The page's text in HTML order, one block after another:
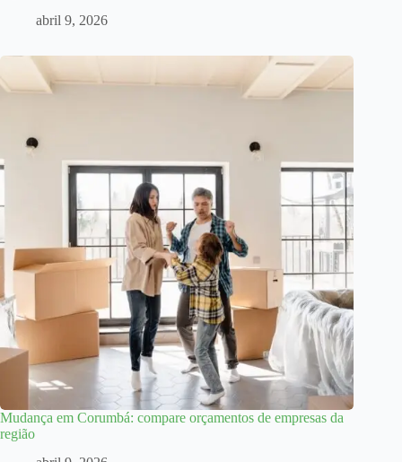
abril 9, 2026
Mudança em Corumbá: compare orçamentos de empresas da
região